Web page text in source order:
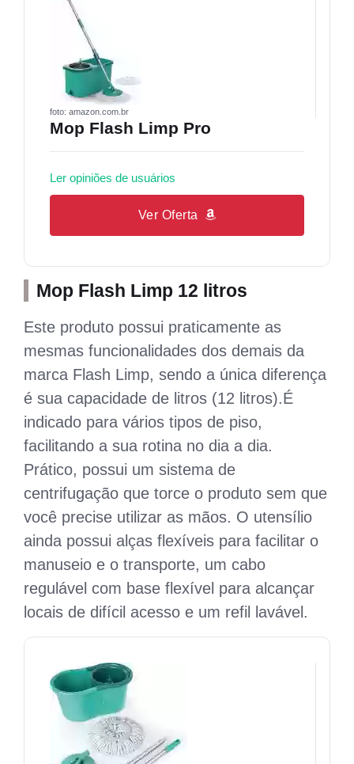
foto: amazon.com.br
Mop Flash Limp Pro
Ler opiniões de usuários
Ver Oferta
Mop Flash Limp 12 litros
Este produto possui praticamente as
mesmas funcionalidades dos demais da
marca Flash Limp, sendo a única diferença
é sua capacidade de litros (12 litros).É
indicado para vários tipos de piso,
facilitando a sua rotina no dia a dia.
Prático, possui um sistema de
centrifugação que torce o produto sem que
você precise utilizar as mãos. O utensílio
ainda possui alças flexíveis para facilitar o
manuseio e o transporte, um cabo
regulável com base flexível para alcançar
locais de difícil acesso e um refil lavável.